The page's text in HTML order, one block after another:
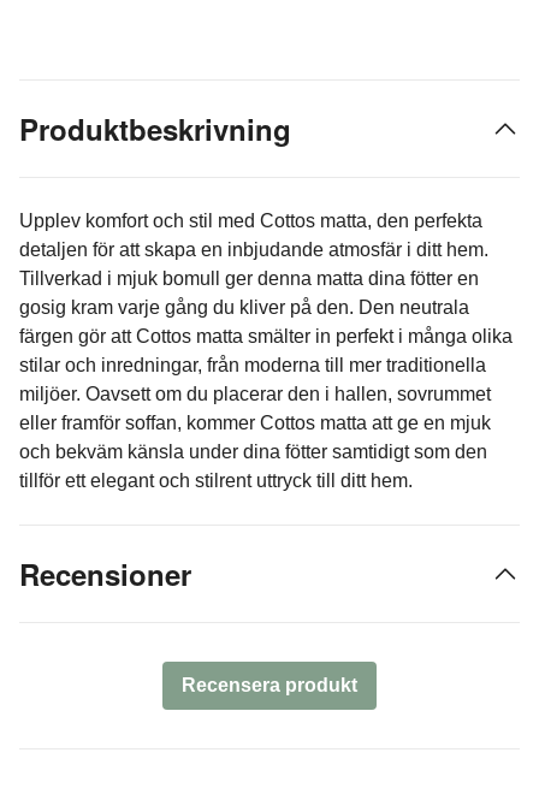
Produktbeskrivning
Upplev komfort och stil med Cottos matta, den perfekta
detaljen för att skapa en inbjudande atmosfär i ditt hem.
Tillverkad i mjuk bomull ger denna matta dina fötter en
gosig kram varje gång du kliver på den. Den neutrala
färgen gör att Cottos matta smälter in perfekt i många olika
stilar och inredningar, från moderna till mer traditionella
miljöer. Oavsett om du placerar den i hallen, sovrummet
eller framför soffan, kommer Cottos matta att ge en mjuk
och bekväm känsla under dina fötter samtidigt som den
tillför ett elegant och stilrent uttryck till ditt hem.
Recensioner
Recensera produkt